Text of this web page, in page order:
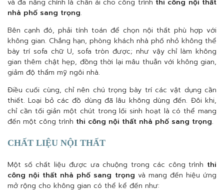
và đa năng chính là chân ái cho công trình thi công nội thất
nhà phố sang trọng.
Bên cạnh đó, phải tính toán để chọn nội thất phù hợp với
không gian. Chẳng hạn, phòng khách nhà phố nhỏ không thể
bày trí sofa chữ U, sofa tròn được; như vậy chỉ làm không
gian thêm chật hẹp, đồng thời lại mâu thuẫn với không gian,
giảm độ thẩm mỹ ngôi nhà.
Điều cuối cùng, chỉ nên chú trọng bày trí các vật dụng cần
thiết. Loại bỏ các đồ dùng đã lâu không dùng đến. Đôi khi,
chỉ cần tối giản một chút trong lối sinh hoạt là có thể mang
đến một công trình thi công nội thất nhà phố sang trọng.
CHẤT LIỆU NỘI THẤT
Một số chất liệu được ưa chuộng trong các công trình thi
công nội thất nhà phố sang trọng và mang đến hiệu ứng
mở rộng cho không gian có thể kể đến như: